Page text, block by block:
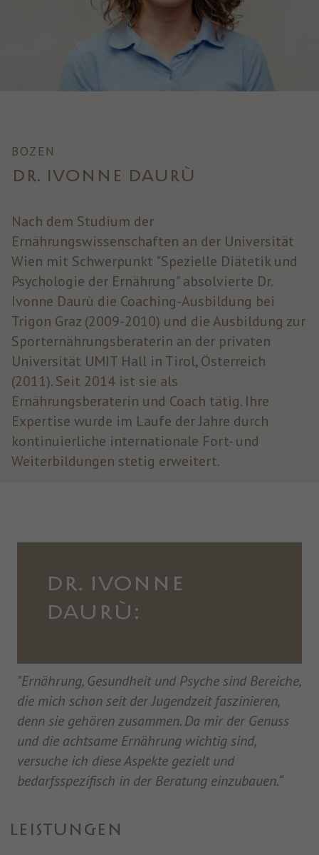
BOZEN
DR. IVONNE DAURÙ
Nach dem Studium der
Ernährungswissenschaften an der Universität
Wien mit Schwerpunkt "Spezielle Diätetik und
Psychologie der Ernährung" absolvierte Dr.
Ivonne Daurù die Coaching-Ausbildung bei
Trigon Graz (2009-2010) und die Ausbildung zur
Sporternährungsberaterin an der privaten
Universität UMIT Hall in Tirol, Österreich
(2011). Seit 2014 ist sie als
Ernährungsberaterin und Coach tätig. Ihre
Expertise wurde im Laufe der Jahre durch
kontinuierliche internationale Fort- und
Weiterbildungen stetig erweitert.
DR. IVONNE
DAURÙ:
"Ernährung, Gesundheit und Psyche sind Bereiche,
die mich schon seit der Jugendzeit faszinieren,
denn sie gehören zusammen. Da mir der Genuss
und die achtsame Ernährung wichtig sind,
versuche ich diese Aspekte gezielt und
bedarfsspezifisch in der Beratung einzubauen.“
LEISTUNGEN